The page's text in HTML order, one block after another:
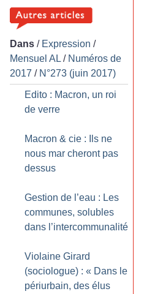
Dans / Expression /
Mensuel AL / Numéros de
2017 / N°273 (juin 2017)
Edito : Macron, un roi
de verre
Macron & cie : Ils ne
nous mar cheront pas
dessus
Gestion de l’eau : Les
communes, solubles
dans l’intercommunalité
Violaine Girard
(sociologue) : « Dans le
périurbain, des élus